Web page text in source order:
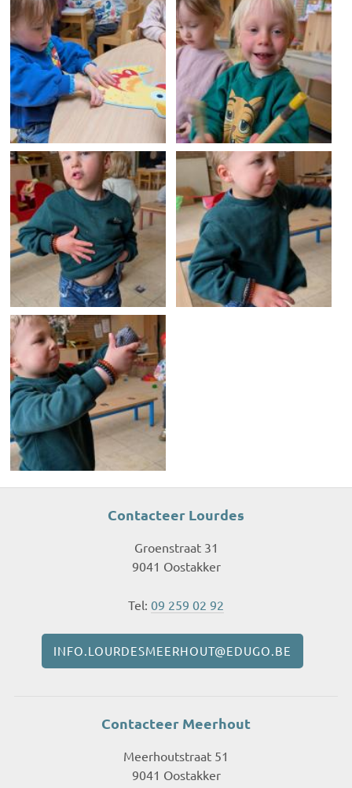
Contacteer Lourdes
Groenstraat 31
9041 Oostakker
Tel: 09 259 02 92
INFO.LOURDESMEERHOUT@EDUGO.BE
Contacteer Meerhout
Meerhoutstraat 51
9041 Oostakker